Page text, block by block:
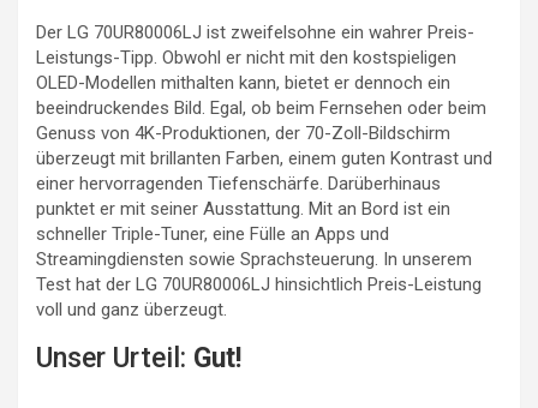
Der LG 70UR80006LJ ist zweifelsohne ein wahrer Preis-
Leistungs-Tipp. Obwohl er nicht mit den kostspieligen
OLED-Modellen mithalten kann, bietet er dennoch ein
beeindruckendes Bild. Egal, ob beim Fernsehen oder beim
Genuss von 4K-Produktionen, der 70-Zoll-Bildschirm
überzeugt mit brillanten Farben, einem guten Kontrast und
einer hervorragenden Tiefenschärfe. Darüberhinaus
punktet er mit seiner Ausstattung. Mit an Bord ist ein
schneller Triple-Tuner, eine Fülle an Apps und
Streamingdiensten sowie Sprachsteuerung. In unserem
Test hat der LG 70UR80006LJ hinsichtlich Preis-Leistung
voll und ganz überzeugt.
Unser Urteil: Gut!